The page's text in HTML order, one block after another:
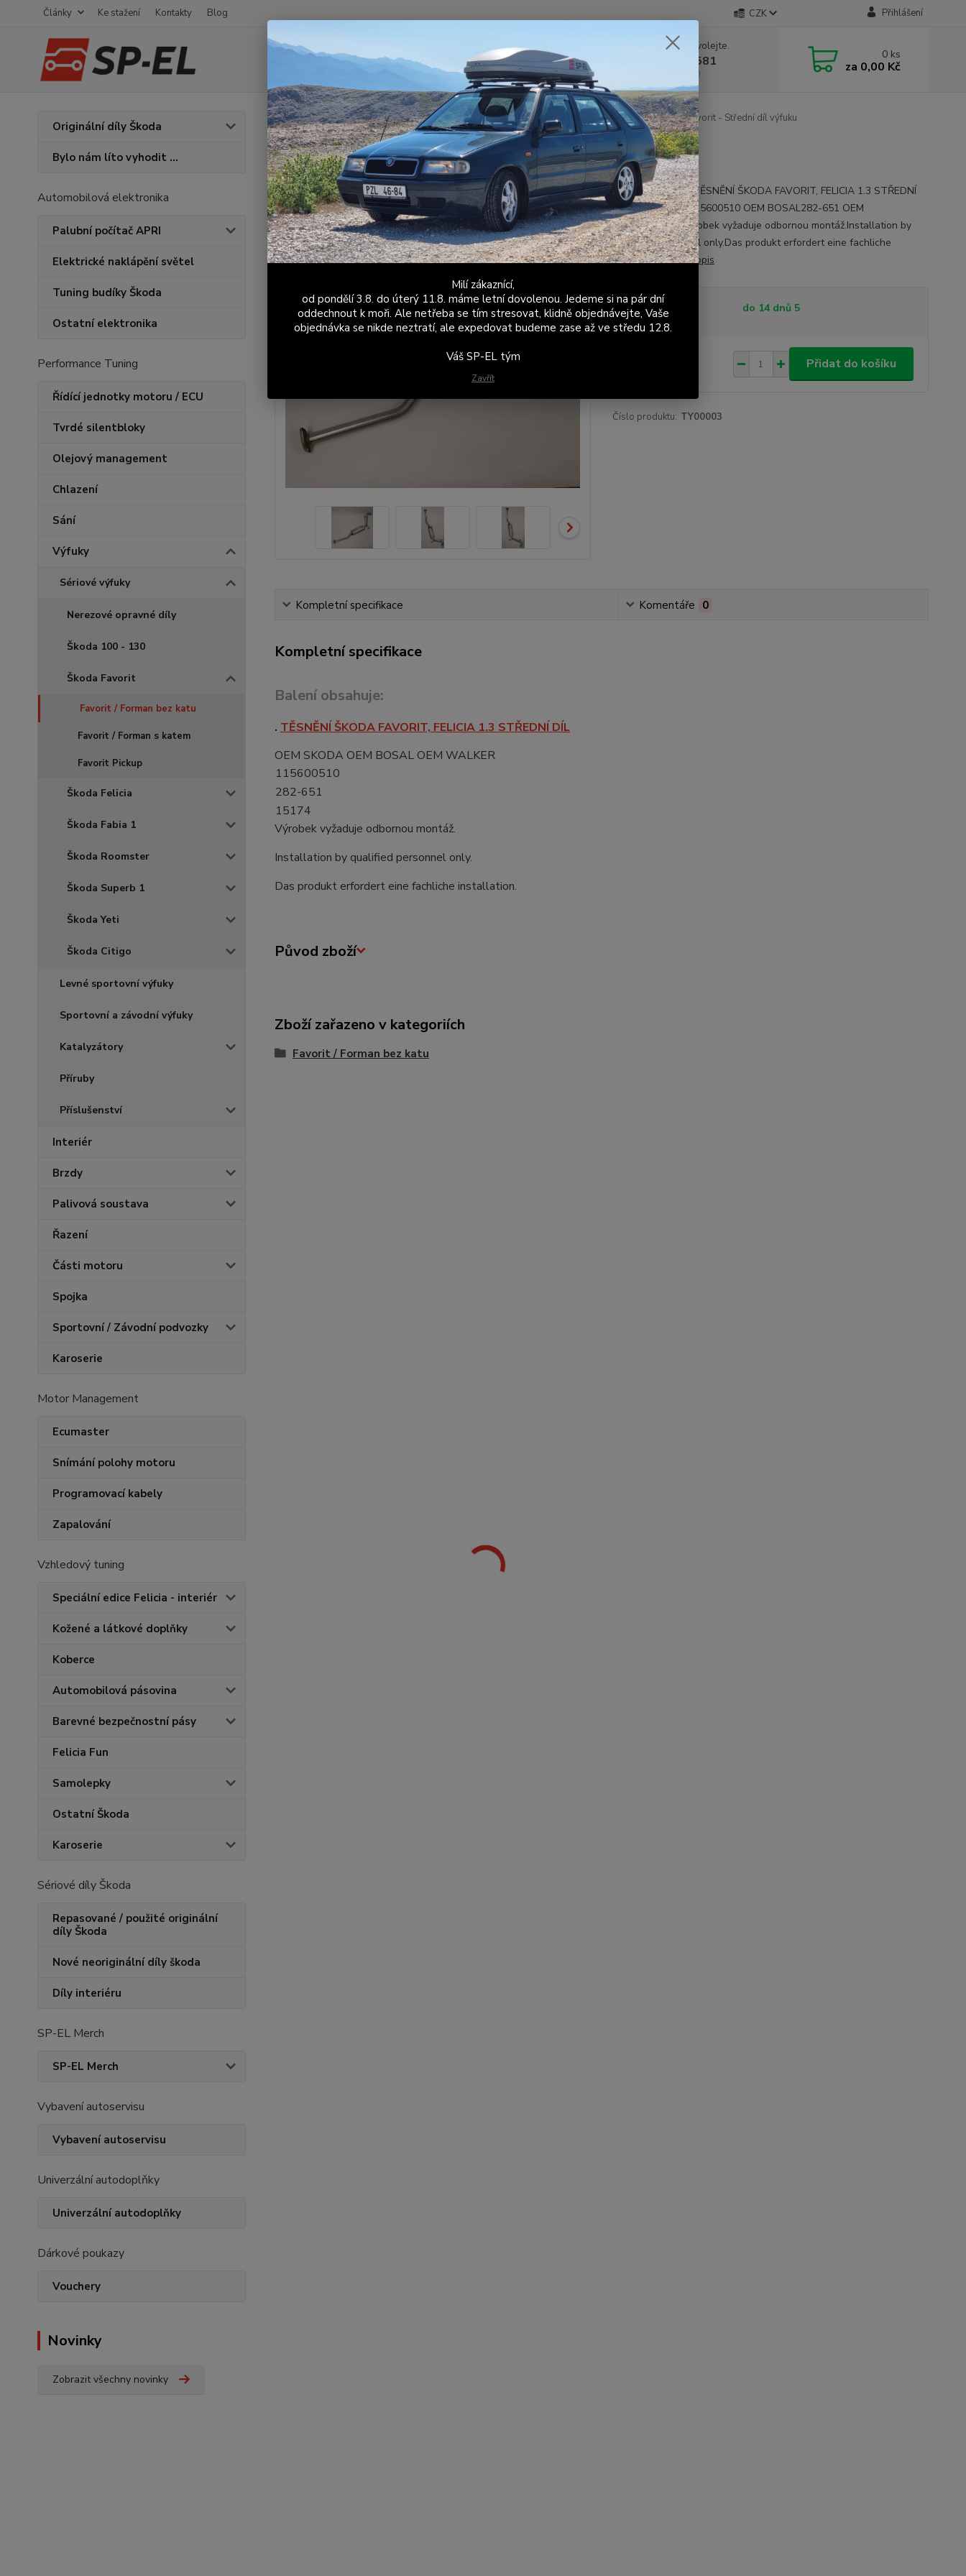
Články Ke stažení Kontakty Blog CZK Přihlášení
Hledat
Nevíte si rady? Zavolejte.
+420 603 411 581
Po - Pá 9:00 - 17:00
0 ks
za 0,00 Kč
Originální díly Škoda
Bylo nám líto vyhodit ...
Automobilová elektronika
Palubní počítač APRI
Elektrické naklápění světel
Tuning budíky Škoda
Ostatní elektronika
Performance Tuning
Řídící jednotky motoru / ECU
Tvrdé silentbloky
Olejový management
Chlazení
Sání
Výfuky
Sériové výfuky
Nerezové opravné díly
Škoda 100 - 130
Škoda Favorit
Favorit / Forman bez katu
Favorit / Forman s katem
Favorit Pickup
Škoda Felicia
Škoda Fabia 1
Škoda Roomster
Škoda Superb 1
Škoda Yeti
Škoda Citigo
Levné sportovní výfuky
Sportovní a závodní výfuky
Katalyzátory
Příruby
Příslušenství
Interiér
Brzdy
Palivová soustava
Řazení
Části motoru
Spojka
Sportovní / Závodní podvozky
Karoserie
Motor Management
Ecumaster
Snímání polohy motoru
Programovací kabely
Zapalování
Vzhledový tuning
Speciální edice Felicia - interiér
Kožené a látkové doplňky
Koberce
Automobilová pásovina
Barevné bezpečnostní pásy
Felicia Fun
Samolepky
Ostatní Škoda
Karoserie
Sériové díly Škoda
Repasované / použité originální
díly Škoda
Nové neoriginální díly škoda
Díly interiéru
SP-EL Merch
SP-EL Merch
Vybavení autoservisu
Vybavení autoservisu
Univerzální autodoplňky
Univerzální autodoplňky
Dárkové poukazy
Vouchery
Novinky
Zobrazit všechny novinky
Úvod Výfuky Sériové výfuky Škoda Favorit Favorit / Forman bez katu ŠKODA Favorit - Střední díl výfuku
ŠKODA Favorit - Střední díl výfuku
Balení obsahuje:. TĚSNĚNÍ ŠKODA FAVORIT, FELICIA 1.3 STŘEDNÍ
DÍL OEM SKODA115600510 OEM BOSAL282-651 OEM
WALKER15174Výrobek vyžaduje odbornou montáž.Installation by
qualified personnel only.Das produkt erfordert eine fachliche
installation.celý popis
Dostupnost do 14 dnů 5
Přidat do košíku
Číslo produktu: TY00003
Kompletní specifikace Komentáře 0
Kompletní specifikace
Balení obsahuje:
. TĚSNĚNÍ ŠKODA FAVORIT, FELICIA 1.3 STŘEDNÍ DÍL
OEM SKODA OEM BOSAL OEM WALKER
115600510
282-651
15174
Výrobek vyžaduje odbornou montáž.
Installation by qualified personnel only.
Das produkt erfordert eine fachliche installation.
Původ zboží
Zboží zařazeno v kategoriích
Favorit / Forman bez katu
Milí zákaznící,
od pondělí 3.8. do úterý 11.8. máme letní dovolenou. Jedeme si na pár dní
oddechnout k moři. Ale netřeba se tím stresovat, klidně objednávejte, Vaše
objednávka se nikde neztratí, ale expedovat budeme zase až ve středu 12.8.
Váš SP-EL tým
Zavřít